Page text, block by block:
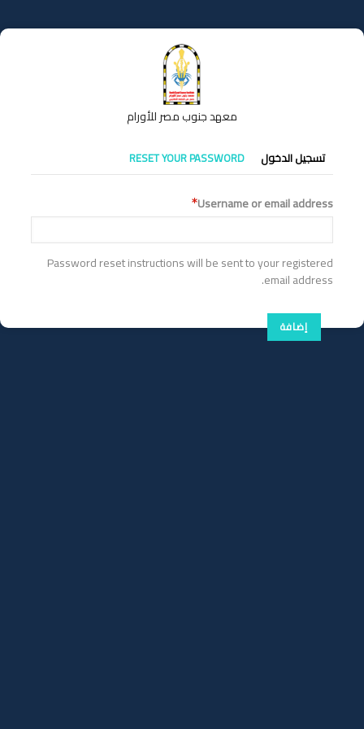
إلى
المحتوى
معهد جنوب مصر للأورام
التبويبات
الأساسية
تسجيل الدخول RESET YOUR PASSWORD
Username or email address
Password reset instructions will be sent to your registered
email address.